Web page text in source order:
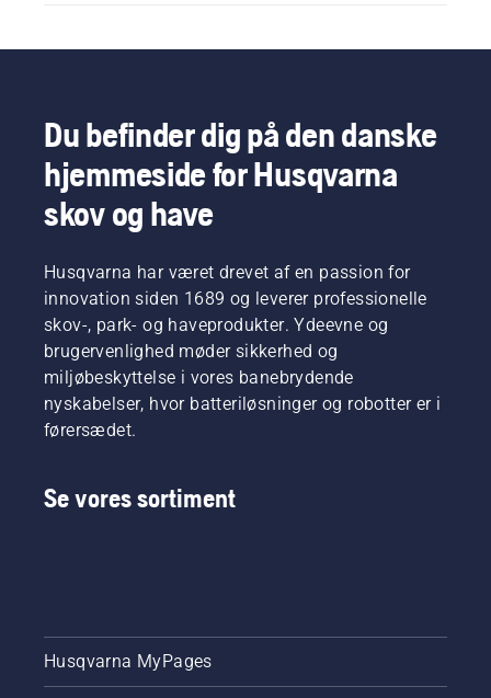
Du befinder dig på den danske
hjemmeside for Husqvarna
skov og have
Husqvarna har været drevet af en passion for
innovation siden 1689 og leverer professionelle
skov-, park- og haveprodukter. Ydeevne og
brugervenlighed møder sikkerhed og
miljøbeskyttelse i vores banebrydende
nyskabelser, hvor batteriløsninger og robotter er i
førersædet.
Se vores sortiment
Husqvarna MyPages